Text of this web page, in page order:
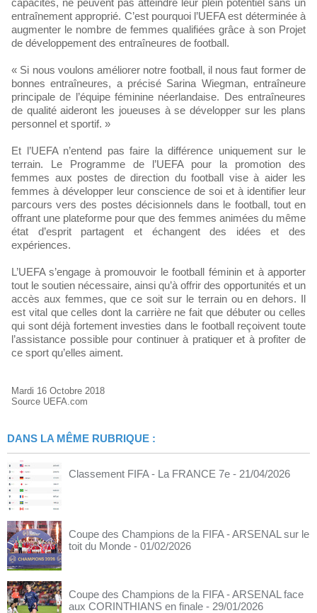
capacités, ne peuvent pas atteindre leur plein potentiel sans un
entraînement approprié. C’est pourquoi l’UEFA est déterminée à
augmenter le nombre de femmes qualifiées grâce à son Projet
de développement des entraîneures de football.
« Si nous voulons améliorer notre football, il nous faut former de
bonnes entraîneures, a précisé Sarina Wiegman, entraîneure
principale de l’équipe féminine néerlandaise. Des entraîneures
de qualité aideront les joueuses à se développer sur les plans
personnel et sportif. »
Et l’UEFA n’entend pas faire la différence uniquement sur le
terrain. Le Programme de l’UEFA pour la promotion des
femmes aux postes de direction du football vise à aider les
femmes à développer leur conscience de soi et à identifier leur
parcours vers des postes décisionnels dans le football, tout en
offrant une plateforme pour que des femmes animées du même
état d’esprit partagent et échangent des idées et des
expériences.
L’UEFA s’engage à promouvoir le football féminin et à apporter
tout le soutien nécessaire, ainsi qu’à offrir des opportunités et un
accès aux femmes, que ce soit sur le terrain ou en dehors. Il
est vital que celles dont la carrière ne fait que débuter ou celles
qui sont déjà fortement investies dans le football reçoivent toute
l’assistance possible pour continuer à pratiquer et à profiter de
ce sport qu’elles aiment.
Mardi 16 Octobre 2018
Source UEFA.com
DANS LA MÊME RUBRIQUE :
Classement FIFA - La FRANCE 7e - 21/04/2026
Coupe des Champions de la FIFA - ARSENAL sur le
toit du Monde - 01/02/2026
Coupe des Champions de la FIFA - ARSENAL face
aux CORINTHIANS en finale - 29/01/2026